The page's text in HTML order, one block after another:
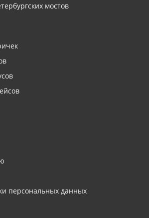
мостов
персональных данных